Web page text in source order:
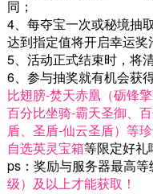
同；
4、每夺宝一次或秘境抽
达到指定值将开启幸运奖
5、活动正式结束时，将
6、参与抽奖就有机会获
比翅膀-焚天赤凰（砺锋
百分比坐骑-霸天圣御、
盾、圣盾-仙云圣盾）等
自选英灵宝箱等限定好礼
ps：奖励与服务器最高等
级）及以上才能获取！